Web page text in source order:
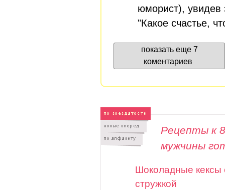
юморист), увидев
"Какое счастье,
показать еще 7
коментариев
Рецепты к
мужчины
Шоколадные кексы
стружкой